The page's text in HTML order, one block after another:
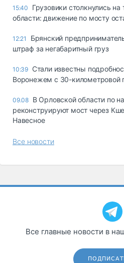
15:40
Грузовики столкнулись
области: движение по мосту
12:21
Брянский
штраф за негабаритный груз
10:39 Стали известны
Воронежем с 30-километровой
09.08 В Орловской области по
реконструируют мост через
Навесное
Все новости
Все главные новости в